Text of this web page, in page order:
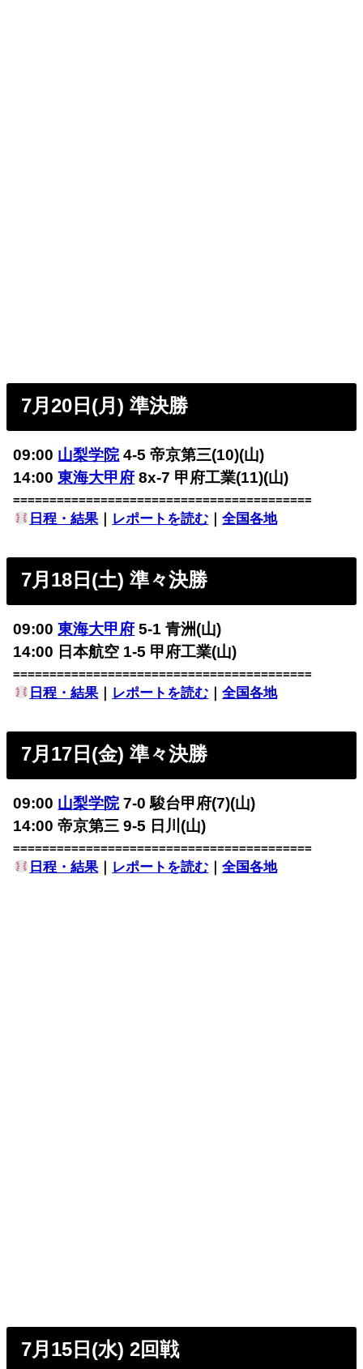
7月20日(月) 準決勝
09:00 山梨学院4-5 帝京第三(10)(山)
14:00東海大甲府 8x-7 甲府工業(11)(山)
=========================================
日程・結果｜ レポートを読む ｜全国各地
7月18日(土) 準々決勝
09:00東海大甲府 5-1 青洲(山)
14:00 日本航空 1-5 甲府工業(山)
=========================================
日程・結果｜ レポートを読む ｜全国各地
7月17日(金) 準々決勝
09:00 山梨学院7-0 駿台甲府(7)(山)
14:00 帝京第三 9-5 日川(山)
=========================================
日程・結果｜ レポートを読む ｜全国各地
7月15日(水) 2回戦